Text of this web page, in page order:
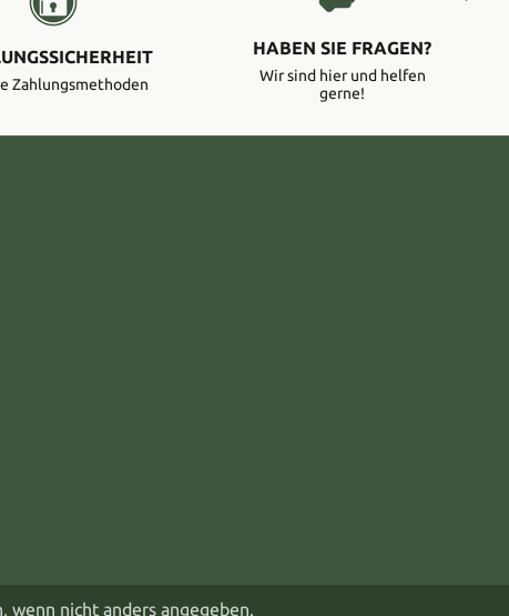
Zahlungsmethoden
HABEN SIE FRAGEN?
Wir sind hier und helfen
gerne!
wenn nicht anders angegeben.